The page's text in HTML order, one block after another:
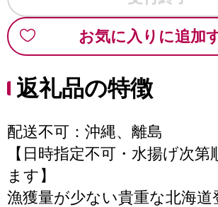
お気に入りに追加
返礼品の特徴
配送不可：沖縄、離島
【日時指定不可・水揚げ次第
ます】
漁獲量が少ない貴重な北海道